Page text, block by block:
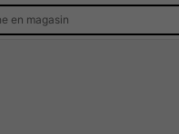
en magasin